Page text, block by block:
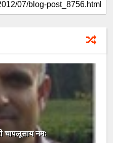
चापलूसाय नमः